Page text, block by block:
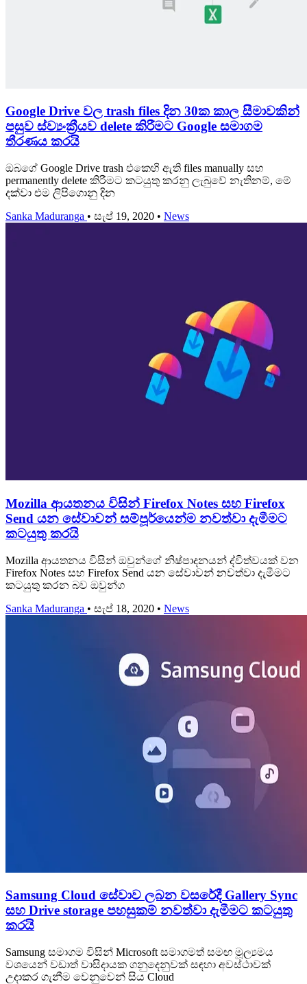
Google Drive වල trash files දින 30ක කාල සීමාවකින්
පසුව ස්ව්‍යංක්‍රීයව delete කිරීමට Google සමාගම
තීරණය කරයි
ඔබගේ Google Drive trash එකෙහි ඇති files manually සහ
permanently delete කිරීමට කටයුතු කරනු ලැබුවේ නැතිනම්, මේ
දක්වා එම ලිපිගොනු දින
Sanka Maduranga • සැප් 19, 2020 • News
Mozilla ආයතනය විසින් Firefox Notes සහ Firefox
Send යන සේවාවන් සම්පූර්යෙන්ම නවත්වා දැමීමට
කටයුතු කරයි
Mozilla ආයතනය විසින් ඔවුන්ගේ නිෂ්පාදනයන් ද්විත්වයක් වන
Firefox Notes සහ Firefox Send යන සේවාවන් නවත්වා දැමීමට
කටයුතු කරන බව ඔවුන්ග
Sanka Maduranga • සැප් 18, 2020 • News
Samsung Cloud සේවාව ලබන වසරේදී Gallery Sync
සහ Drive storage පහසුකම් නවත්වා දැමීමට කටයුතු
කරයි
Samsung සමාගම විසින් Microsoft සමාගමත් සමඟ මූල්‍යමය
වශයෙන් වඩාත් වාසිදායක ගනුදෙනුවක් සඳහා අවස්ථාවක්
උදාකර ගැනීම වෙනුවෙන් සිය Cloud